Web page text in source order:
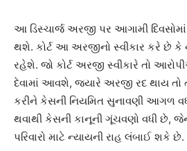
આ ડિસ્ચાર્જ અરજી પર આગામી દિવસોમાં
થશે. કોર્ટ આ અરજીનો સ્વીકાર કરે છે કે
રહેશે. જો કોર્ટ અરજી સ્વીકારે તો
દેવામાં આવશે, જ્યારે અરજી રદ થાય તો
કરીને કેસની નિયમિત સુનાવણી આગળ
થવાથી કેસની કાનૂની ગૂંચવણો વધી છે,
પરિવારો માટે ન્યાયની રાહ લંબાઈ શકે છે.